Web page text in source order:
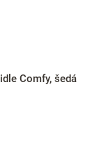
Comfy, šedá